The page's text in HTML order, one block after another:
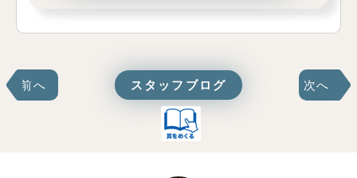
前へ スタッフブログ 次へ